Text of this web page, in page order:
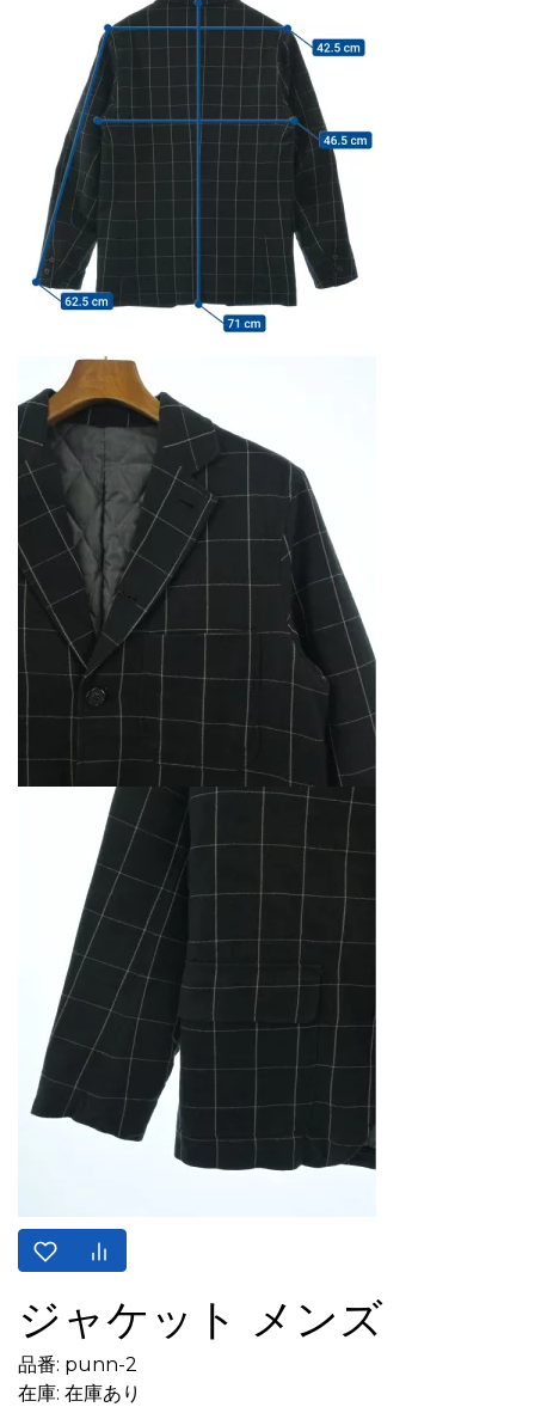
ジャケット メンズ
品番: punn-2
在庫: 在庫あり